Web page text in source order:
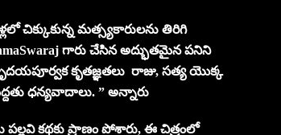
చిక్కుకున్న మత్స్యకారులను తిరిగి
గారు చేసిన అద్భుతమైన పనిని
కృతజ్ఞతలు రాజు, సత్య యొక్క
ధన్యవాదాలు. ” అన్నారు
కథకు ప్రాణం పోశారు, ఈ చిత్రంలో